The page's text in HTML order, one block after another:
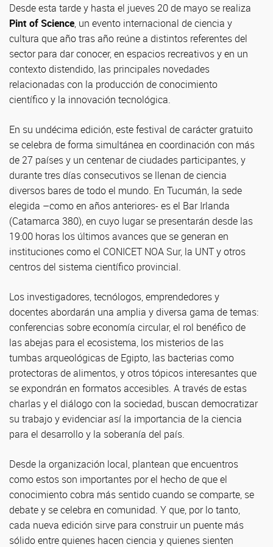
Desde esta tarde y hasta el jueves 20 de mayo se realiza
Pint of Science, un evento internacional de ciencia y
cultura que año tras año reúne a distintos referentes del
sector para dar conocer, en espacios recreativos y en un
contexto distendido, las principales novedades
relacionadas con la producción de conocimiento
científico y la innovación tecnológica.
En su undécima edición, este festival de carácter gratuito
se celebra de forma simultánea en coordinación con más
de 27 países y un centenar de ciudades participantes, y
durante tres días consecutivos se llenan de ciencia
diversos bares de todo el mundo. En Tucumán, la sede
elegida –como en años anteriores- es el Bar Irlanda
(Catamarca 380), en cuyo lugar se presentarán desde las
19:00 horas los últimos avances que se generan en
instituciones como el CONICET NOA Sur, la UNT y otros
centros del sistema científico provincial.
Los investigadores, tecnólogos, emprendedores y
docentes abordarán una amplia y diversa gama de temas:
conferencias sobre economía circular, el rol benéfico de
las abejas para el ecosistema, los misterios de las
tumbas arqueológicas de Egipto, las bacterias como
protectoras de alimentos, y otros tópicos interesantes que
se expondrán en formatos accesibles. A través de estas
charlas y el diálogo con la sociedad, buscan democratizar
su trabajo y evidenciar así la importancia de la ciencia
para el desarrollo y la soberanía del país.
Desde la organización local, plantean que encuentros
como estos son importantes por el hecho de que el
conocimiento cobra más sentido cuando se comparte, se
debate y se celebra en comunidad. Y que, por lo tanto,
cada nueva edición sirve para construir un puente más
sólido entre quienes hacen ciencia y quienes sienten